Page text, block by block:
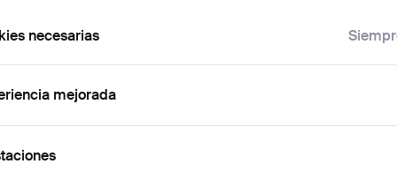
Arrastra imágenes aquí oseleccionar imágenes
sellos, firmas, así como del dorso y la parte inferior de la pieza.
necesarias
mejorada